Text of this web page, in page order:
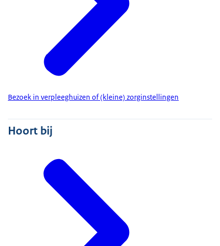
Bezoek in verpleeghuizen of (kleine) zorginstellingen
Hoort bij